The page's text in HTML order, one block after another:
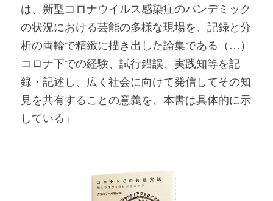
は、新型コロナウイルス感染症のパンデミック
の状況における芸能の多様な現場を、記録と分
析の両輪で精緻に描き出した論集である（…）
コロナ下での経験、試行錯誤、実践知等を記
録・記述し、広く社会に向けて発信してその知
見を共有することの意義を、本書は具体的に示
している」